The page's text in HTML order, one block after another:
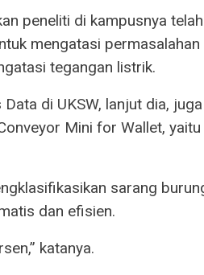
peneliti di kampusnya
mengatasi
tegangan listrik.
di UKSW, lanjut dia,
Mini for Wallet,
sarang
dan efisien.
katanya.